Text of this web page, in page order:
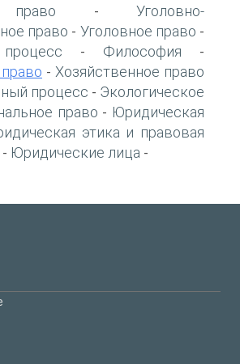
-Уголовно-
право - Уголовное право -
- Философия -
- Хозяйственное право
процесс - Экологическое
право - Юридическая
этика и правовая
- Юридические лица -